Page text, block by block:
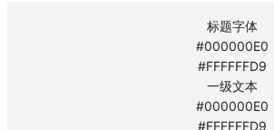
标题字体
#000000E0
#FFFFFFD9
一级文本
#000000E0
#FFFFFFD9